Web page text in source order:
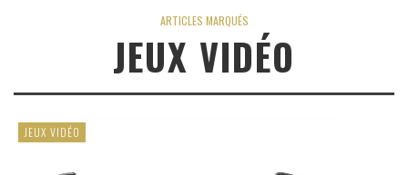
ARTICLES MARQUÉS
JEUX VIDÉO
JEUX VIDÉO